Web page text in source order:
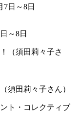
～8日
須田莉々子さん）